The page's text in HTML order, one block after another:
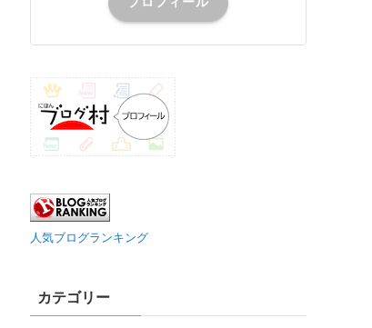
人気ブログランキング
カテゴリー